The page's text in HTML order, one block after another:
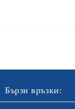
Бързи връзки: